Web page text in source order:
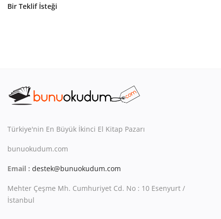
Bir Teklif İsteği
Türkiye'nin En Büyük İkinci El Kitap Pazarı
bunuokudum.com
Email : destek@bunuokudum.com
Mehter Çeşme Mh. Cumhuriyet Cd. No : 10 Esenyurt /
İstanbul